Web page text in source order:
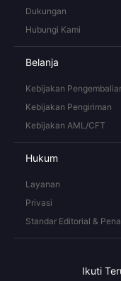
Dukungan
Hubungi Kami
Belanja
Kebijakan
Kebijakan Pengiriman
Kebijakan AML/CFT
Hukum
Layanan
Privasi
Standar Editorial &
Ikuti